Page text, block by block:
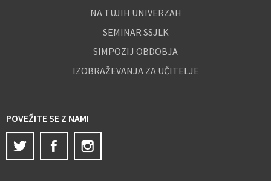
NA TUJIH UNIVERZAH
SEMINAR SSJLK
SIMPOZIJ OBDOBJA
IZOBRAŽEVANJA ZA UČITELJE
POVEŽITE SE Z NAMI
Twitter
Facebook